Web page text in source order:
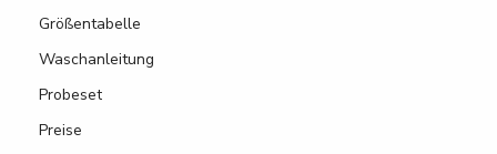
Größentabelle
Waschanleitung
Probeset
Preise